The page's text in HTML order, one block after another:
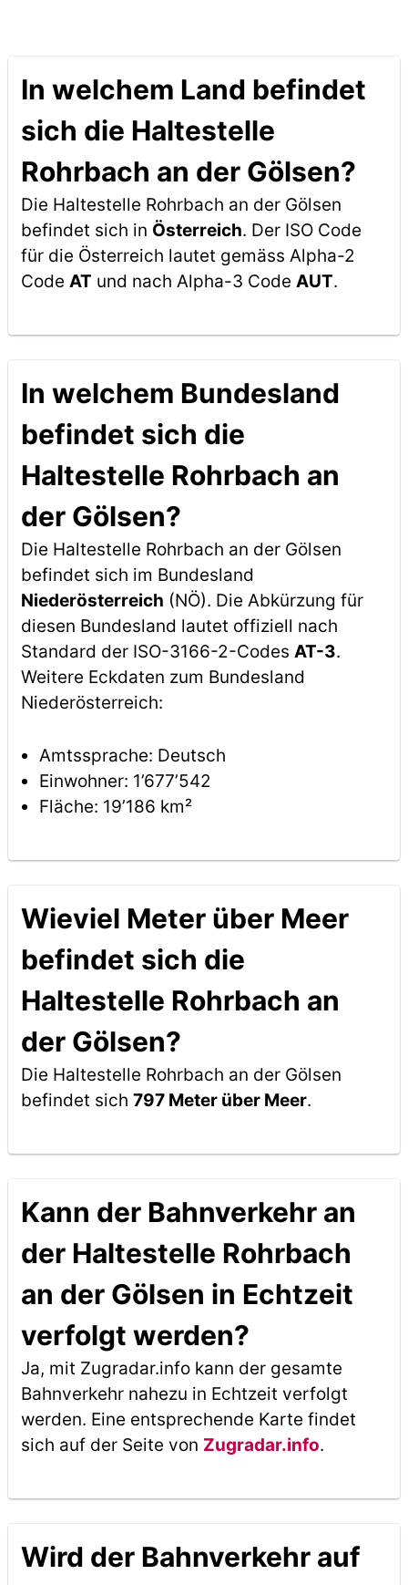
In welchem Land befindet
sich die Haltestelle
Rohrbach an der Gölsen?
Die Haltestelle Rohrbach an der Gölsen
befindet sich in Österreich. Der ISO Code
für die Österreich lautet gemäss Alpha-2
Code AT und nach Alpha-3 Code AUT.
In welchem Bundesland
befindet sich die
Haltestelle Rohrbach an
der Gölsen?
Die Haltestelle Rohrbach an der Gölsen
befindet sich im Bundesland
Niederösterreich (NÖ). Die Abkürzung für
diesen Bundesland lautet offiziell nach
Standard der ISO-3166-2-Codes AT-3.
Weitere Eckdaten zum Bundesland
Niederösterreich:
Amtssprache: Deutsch
Einwohner: 1’677’542
Fläche: 19’186 km²
Wieviel Meter über Meer
befindet sich die
Haltestelle Rohrbach an
der Gölsen?
Die Haltestelle Rohrbach an der Gölsen
befindet sich 797 Meter über Meer.
Kann der Bahnverkehr an
der Haltestelle Rohrbach
an der Gölsen in Echtzeit
verfolgt werden?
Ja, mit Zugradar.info kann der gesamte
Bahnverkehr nahezu in Echtzeit verfolgt
werden. Eine entsprechende Karte findet
sich auf der Seite von Zugradar.info.
Wird der Bahnverkehr auf